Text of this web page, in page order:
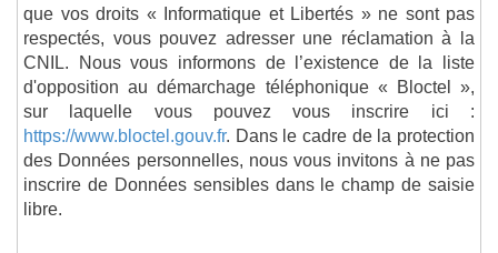
que vos droits « Informatique et Libertés » ne sont pas
respectés, vous pouvez adresser une réclamation à la
CNIL. Nous vous informons de l’existence de la liste
d'opposition au démarchage téléphonique « Bloctel »,
sur laquelle vous pouvez vous inscrire ici :
https://www.bloctel.gouv.fr. Dans le cadre de la protection
des Données personnelles, nous vous invitons à ne pas
inscrire de Données sensibles dans le champ de saisie
libre.